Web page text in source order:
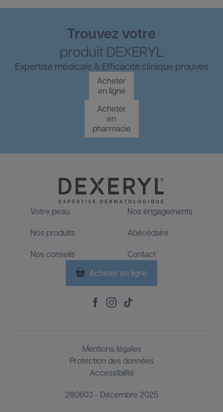
Trouvez votre
produit DEXERYL
Expertise médicale & Efficacité clinique prouvée
Acheter
en ligne
Acheter
en
pharmacie
Footer
Votre peau Nos engagements
Nos produits Abécédaire
Nos conseils
Contact
Acheter en ligne
Mentions légales
Protection des données
Accessibilité
280603 - Décembre 2025